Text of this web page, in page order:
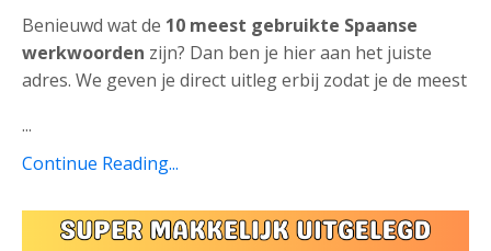
Benieuwd wat de 10 meest gebruikte Spaanse
werkwoorden zijn? Dan ben je hier aan het juiste
adres. We geven je direct uitleg erbij zodat je de meest
...
Continue Reading...